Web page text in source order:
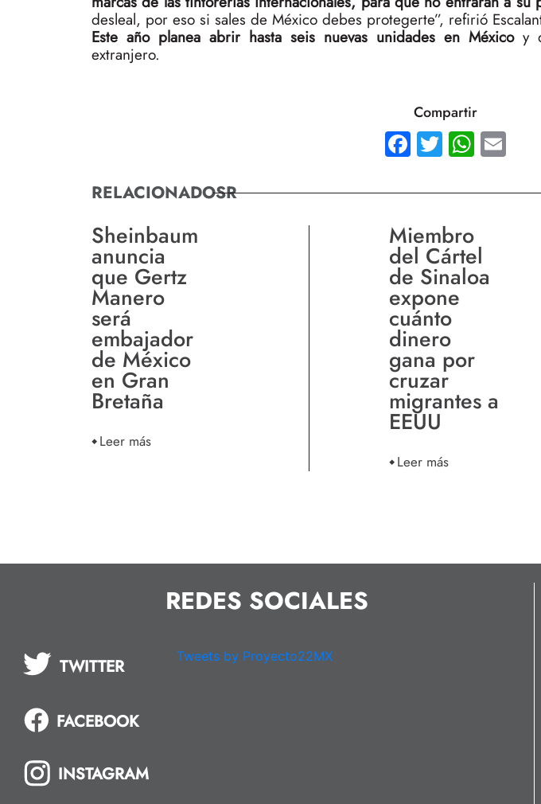
desleal, por eso si sales de México debes protegerte”, refirió
Este año planea abrir hasta seis nuevas unidades en Méxicoy
extranjero.
Compartir
Facebook
Twitter
RELACIONADOSR
Sheinbaum
anuncia
que Gertz
Manero
será
embajador
de México
en Gran
Bretaña
Leer más
Miembro
del Cártel
de Sinaloa
expone
cuánto
dinero
gana por
cruzar
migrantes a
EEUU
Leer más
REDES SOCIALES
TWITTER
FACEBOOK
INSTAGRAM
Tweets by Proyecto22MX